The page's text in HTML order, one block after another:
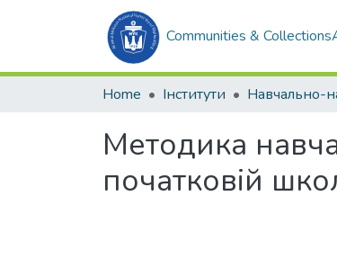
Communities & Collections
Home Інститути
Методика
початковій